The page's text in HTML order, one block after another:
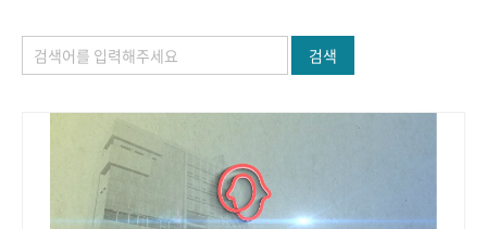
정책과 연구 키워드로 보는 연구 역사
연구자들
기록물 아카이브
사진 아카이브 문서 기록물 행정박물 영상 기록물
검색